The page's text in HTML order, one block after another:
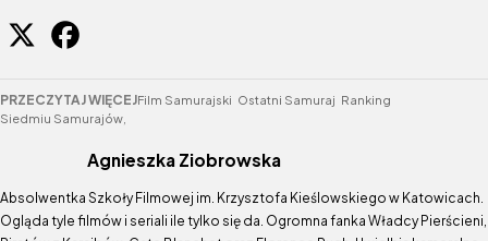
PRZECZYTAJ WIĘCEJFilm Samurajski Ostatni Samuraj Ranking
Siedmiu Samurajów,
Agnieszka Ziobrowska
Absolwentka Szkoły Filmowej im. Krzysztofa Kieślowskiego w Katowicach.
Ogląda tyle filmów i seriali ile tylko się da. Ogromna fanka Władcy Pierścieni,